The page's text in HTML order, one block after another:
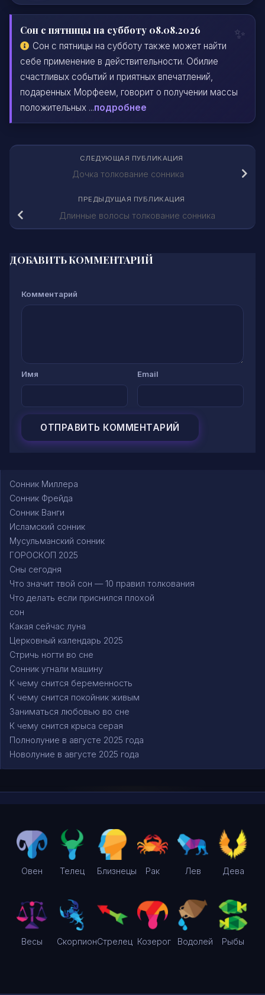
Сон с пятницы на субботу 08.08.2026
Сон с пятницы на субботу также может найти
себе применение в действительности. Обилие
счастливых событий и приятных впечатлений,
подаренных Морфеем, говорит о получении массы
положительных ...подробнее
СЛЕДУЮЩАЯ ПУБЛИКАЦИЯ
Дочка толкование сонника
ПРЕДЫДУЩАЯ ПУБЛИКАЦИЯ
Длинные волосы толкование сонника
ДОБАВИТЬ КОММЕНТАРИЙ
Комментарий
Имя Email
Сонник Миллера
Сонник Фрейда
Сонник Ванги
Исламский сонник
Мусульманский сонник
ГОРОСКОП 2025
Сны сегодня
Что значит твой сон — 10 правил толкования
Что делать если приснился плохой
сон
Какая сейчас луна
Церковный календарь 2025
Стричь ногти во сне
Сонник угнали машину
К чему снится беременность
К чему снится покойник живым
Заниматься любовью во сне
К чему снится крыса серая
Полнолуние в августе 2025 года
Новолуние в августе 2025 года
Овен Телец Близнецы Рак Лев Дева
Весы СкорпионСтрелец Козерог Водолей Рыбы